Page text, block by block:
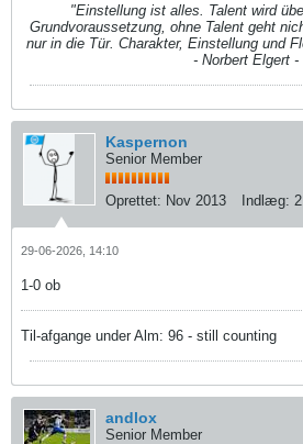
"Einstellung ist alles. Talent wird
Grundvoraussetzung, ohne Talent geht
nur in die Tür. Charakter, Einstellung und
- Norbert Elgert -
Kaspernon
Senior Member
Oprettet: Nov 2013 Indlæg:
29-06-2026, 14:10
1-0 ob
Til-afgange under Alm: 96 - still counting
andlox
Senior Member